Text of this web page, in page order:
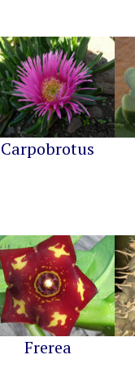
Carpobrotus
Frerea